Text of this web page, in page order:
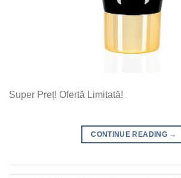
Super Preț! Ofertă Limitată!
CONTINUE READING →